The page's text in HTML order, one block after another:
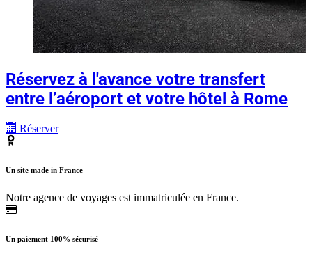
Réservez à l'avance votre transfert
entre l’aéroport et votre hôtel à Rome
Réserver
Un site made in France
Notre agence de voyages est immatriculée en France.
Un paiement 100% sécurisé